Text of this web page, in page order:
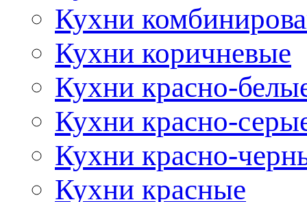
Кухни
Кухни коричневые
Кухни красно-
Кухни красно-
Кухни красно-
Кухни красные